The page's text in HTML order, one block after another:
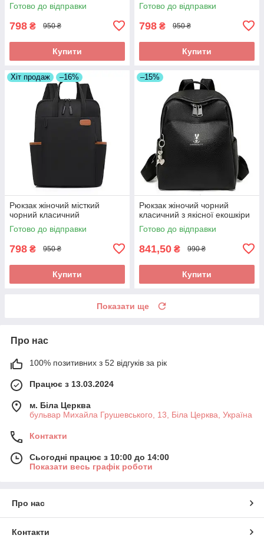
Готово до відправки
798 ₴ 950 ₴
Купити
Готово до відправки
798 ₴ 950 ₴
Купити
Хіт продаж –16%
Рюкзак жіночий місткий
чорний класичний
Готово до відправки
798 ₴ 950 ₴
Купити
–15%
Рюкзак жіночий чорний
класичний з якісної екошкіри
Готово до відправки
841,50 ₴ 990 ₴
Купити
Показати ще
Про нас
100% позитивних з 52 відгуків за рік
Працює з 13.03.2024
м. Біла Церква
бульвар Михайла Грушевського, 13, Біла Церква, Україна
Контакти
Сьогодні працює з 10:00 до 14:00
Показати весь графік роботи
Про нас
Контакти